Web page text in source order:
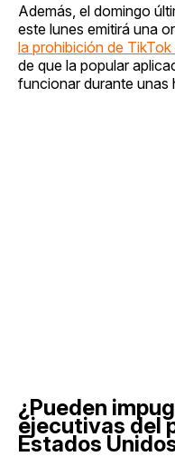
Además, el domingo
este lunes emitirá una
la prohibición de
de que la popular
funcionar durante unas
¿Pueden
ejecutivas del
Estados